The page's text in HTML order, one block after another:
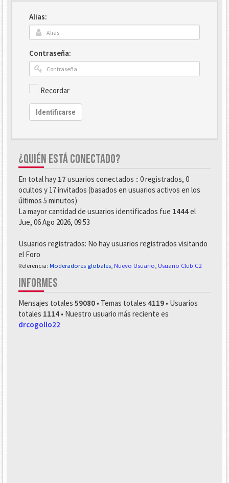
Alias:
Contraseña:
Recordar
Identificarse
¿QUIÉN ESTÁ CONECTADO?
En total hay 17 usuarios conectados :: 0 registrados, 0
ocultos y 17 invitados (basados en usuarios activos en los
últimos 5 minutos)
La mayor cantidad de usuarios identificados fue 1444el
Jue, 06 Ago 2026, 09:53
Usuarios registrados: No hay usuarios registrados visitando
el Foro
Referencia: Moderadores globales Nuevo Usuario Usuario Club C2
INFORMES
Mensajes totales 59080 • Temas totales 4119 • Usuarios
totales 1114 • Nuestro usuario más reciente es
drcogollo22